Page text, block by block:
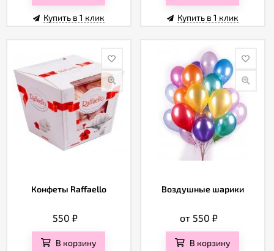
Купить в 1 клик Купить в 1 клик
Конфеты Raffaello
550 ₽
В корзину
Воздушные шарики
от 550₽
В корзину